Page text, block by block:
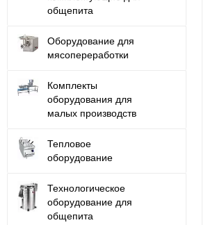
общепита
Оборудование для
мясопереработки
Комплекты
оборудования для
малых производств
Тепловое
оборудование
Технологическое
оборудование для
общепита